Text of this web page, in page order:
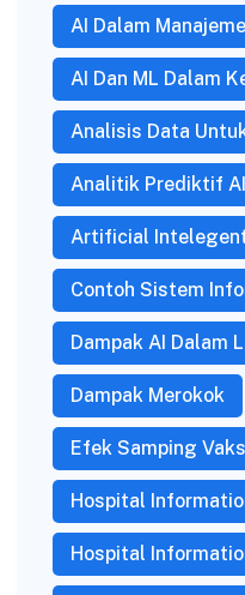
AI Dalam
AI Dan ML Dalam
Analisis Data
Analitik Prediktif
Artificial
Contoh Sistem
Dampak AI Dalam
Dampak Merokok
Efek Samping
Hospital
Hospital